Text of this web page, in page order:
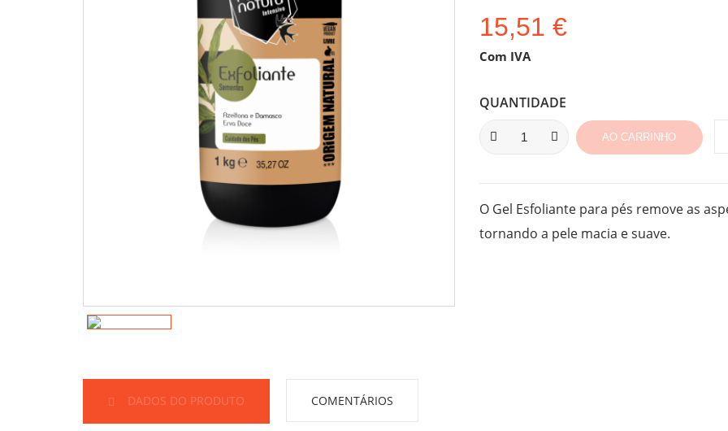
15,51 €
Com IVA
QUANTIDADE
AO CARRINHO
O Gel Esfoliante para pés remove as
tornando a pele macia e suave.
DADOS DO PRODUTO COMENTÁRIOS